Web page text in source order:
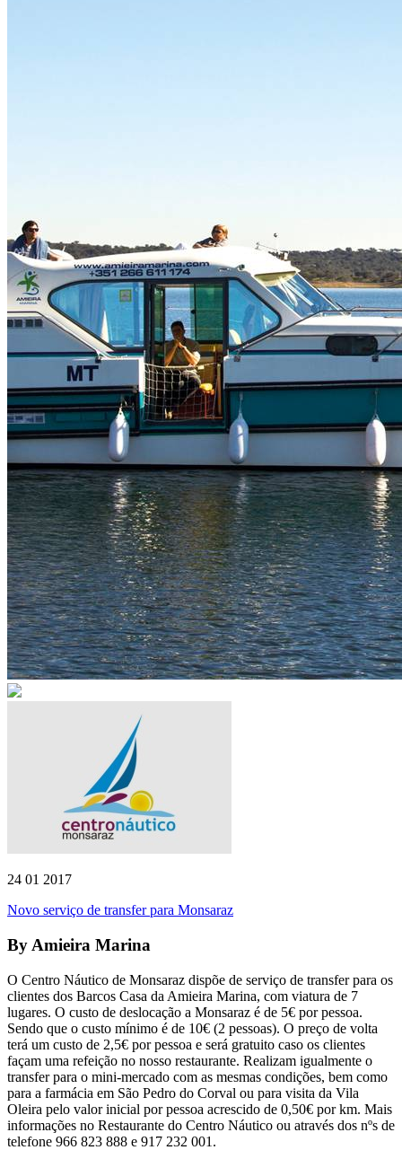
24 01 2017
Novo serviço de transfer para Monsaraz
By Amieira Marina
O Centro Náutico de Monsaraz dispõe de serviço de transfer para os
clientes dos Barcos Casa da Amieira Marina, com viatura de 7
lugares. O custo de deslocação a Monsaraz é de 5€ por pessoa.
Sendo que o custo mínimo é de 10€ (2 pessoas). O preço de volta
terá um custo de 2,5€ por pessoa e será gratuito caso os clientes
façam uma refeição no nosso restaurante. Realizam igualmente o
transfer para o mini-mercado com as mesmas condições, bem como
para a farmácia em São Pedro do Corval ou para visita da Vila
Oleira pelo valor inicial por pessoa acrescido de 0,50€ por km. Mais
informações no Restaurante do Centro Náutico ou através dos nºs de
telefone 966 823 888 e 917 232 001.